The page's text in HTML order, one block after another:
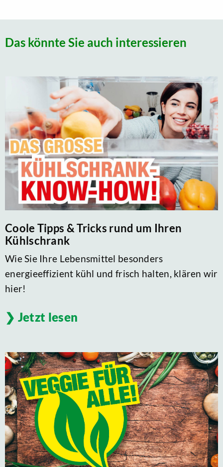
Das könnte Sie auch interessieren
Coole Tipps & Tricks rund um Ihren
Kühlschrank
Wie Sie Ihre Lebensmittel besonders
energieeffizient kühl und frisch halten, klären wir
hier!
Jetzt lesen